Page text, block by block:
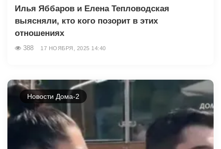
Илья Яббаров и Елена Тепловодская
выясняли, кто кого позорит в этих
отношениях
388 17 НОЯБРЯ, 2025 14:40
Новости Дома-2